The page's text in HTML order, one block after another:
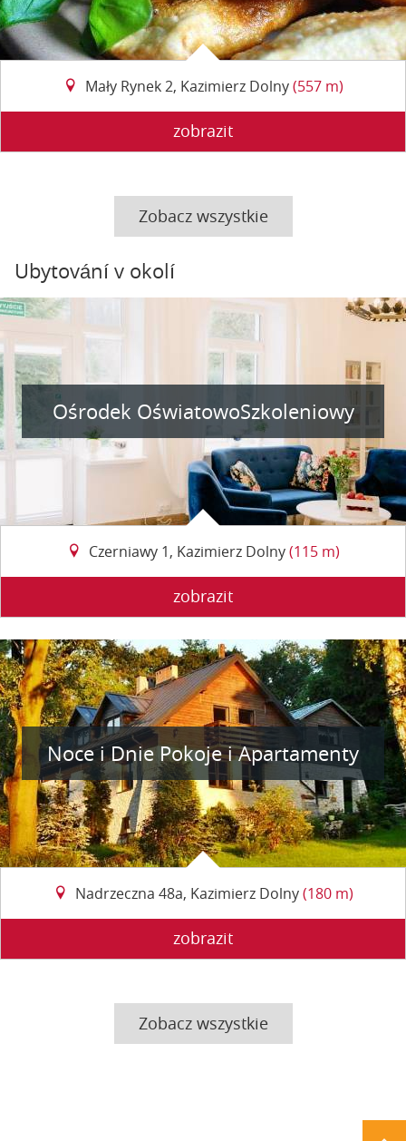
Mały Rynek 2, Kazimierz Dolny(557 m)
zobrazit
Zobacz wszystkie
Ubytování v okolí
Ośrodek OświatowoSzkoleniowy
Czerniawy 1, Kazimierz Dolny(115 m)
zobrazit
Noce i Dnie Pokoje i Apartamenty
Nadrzeczna 48a, Kazimierz Dolny(180 m)
zobrazit
Zobacz wszystkie